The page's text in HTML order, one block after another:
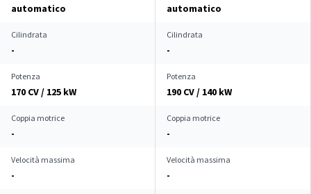
automatico automatico
Cilindrata
-
Cilindrata
-
Potenza
170 CV / 125 kW
Potenza
190 CV / 140 kW
Coppia motrice
-
Coppia motrice
-
Velocità massima
-
Velocità massima
-